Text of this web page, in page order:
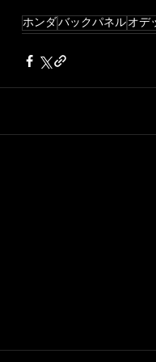
ホンダ バックパネル オデ